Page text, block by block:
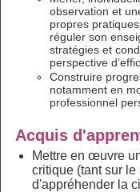
observation et
propres
réguler son
stratégies et
perspective
Construire
notamment en
professionnel
Acquis
Mettre en œuvre
critique (tant sur
d'appréhender la